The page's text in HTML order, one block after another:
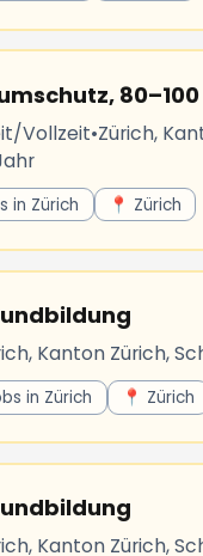
80–100
Vollzeit•Zürich,
in Zürich 📍 Zürich
Kanton Zürich,
in Zürich 📍 Zürich
Kanton Zürich,